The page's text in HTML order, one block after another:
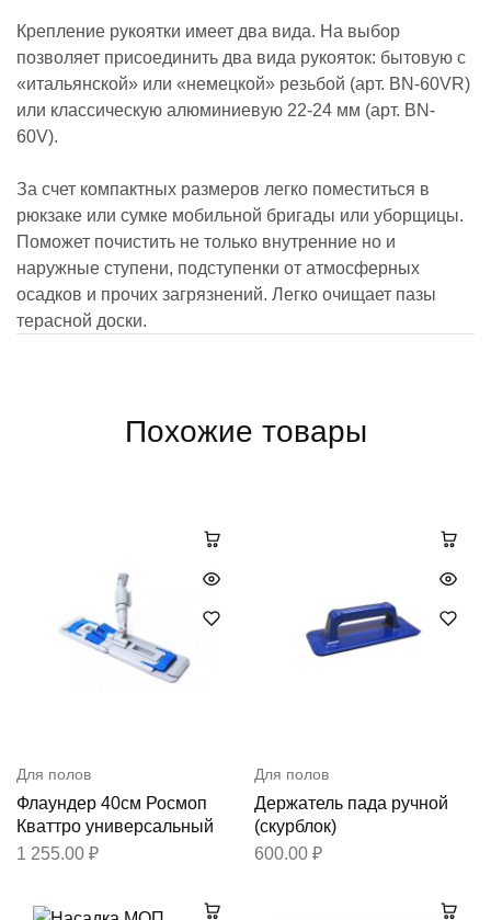
Крепление рукоятки имеет два вида. На выбор
позволяет присоединить два вида рукояток: бытовую с
«итальянской» или «немецкой» резьбой (арт. BN-60VR)
или классическую алюминиевую 22-24 мм (арт. BN-
60V).
За счет компактных размеров легко поместиться в
рюкзаке или сумке мобильной бригады или уборщицы.
Поможет почистить не только внутренние но и
наружные ступени, подступенки от атмосферных
осадков и прочих загрязнений. Легко очищает пазы
терасной доски.
Похожие товары
Для полов
Флаундер 40см Росмоп
Кваттро универсальный
1 255.00 ₽
Для полов
Держатель пада ручной
(скурблок)
600.00 ₽